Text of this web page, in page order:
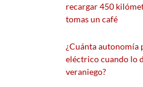
recargar 450
tomas un café
¿Cuánta autonomía
eléctrico cuando lo
veraniego?